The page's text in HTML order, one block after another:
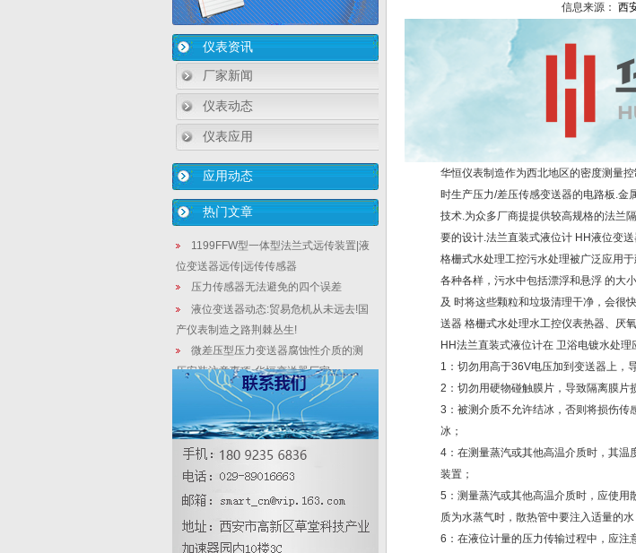
仪表资讯
厂家新闻
仪表动态
仪表应用
应用动态
热门文章
1199FFW型一体型法兰式远传装置|液
位变送器远传|远传传感器
压力传感器无法避免的四个误差
液位变送器动态:贸易危机从未远去!国
产仪表制造之路荆棘丛生!
微差压型压力变送器腐蚀性介质的测
压安装注意事项-华恒变送器厂家
经济型压力变送器|数显压力变送器产
3151/3051在线式液位计，生产车间
一角视图
扩散硅压力变送器 2088 压力控制器
华恒智造：郑州世界传感器大会中的
大国匠芯！
信息来源： 西
华恒仪表制造作为西北地区的密度测量
时生产压力/差压传感变送器的电路板.金
技术.为众多厂商提提供较高规格的法兰
要的设计.法兰直装式液位计 HH液位变
格栅式水处理工控污水处理被广泛应用
各种各样，污水中包括漂浮和悬浮 的大
及 时将这些颗粒和垃圾清理干净，会很
送器 格栅式水处理水工控仪表热器、厌
HH法兰直装式液位计在 卫浴电镀水处理
1：切勿用高于36V电压加到变送器上，
2：切勿用硬物碰触膜片，导致隔离膜片
3：被测介质不允许结冰，否则将损伤传
冰；
4：在测量蒸汽或其他高温介质时，其温
装置；
5：测量蒸汽或其他高温介质时，应使用
质为水蒸气时，散热管中要注入适量的
6：在液位计量的压力传输过程中，应注